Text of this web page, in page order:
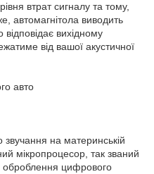
втрат сигналу та тому,
автомагнітола виводить
вихідному
від вашої акустичної
авто
звучання на материнській
мікропроцесор, так званий
оброблення цифрового